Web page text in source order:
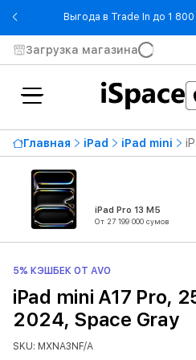
Выгода в Trade In до 1
Загрузка магазина
Главная iPad iPad mini
iPad Pro 13 M5
От 27 199 000 сумов
5% КЭШБЕК ОТ AVO
iPad mini A17 Pro,
2024, Space Gray
SKU: MXNA3NF/A